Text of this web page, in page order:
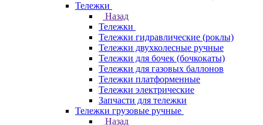
Тележки
Назад
Тележки
Тележки гидравлические (роклы)
Тележки двухколесные ручные
Тележки для бочек (бочкокаты)
Тележки для газовых баллонов
Тележки платформенные
Тележки электрические
Запчасти для тележки
Тележки грузовые ручные
Назад